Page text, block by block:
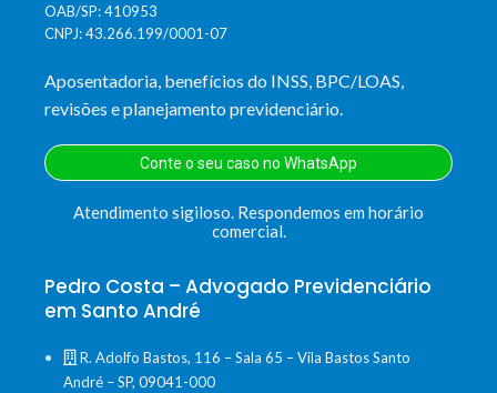
OAB/SP: 410953
CNPJ: 43.266.199/0001-07
Aposentadoria, benefícios do INSS, BPC/LOAS,
revisões e planejamento previdenciário.
Conte o seu caso no WhatsApp
Atendimento sigiloso. Respondemos em horário
comercial.
Pedro Costa – Advogado Previdenciário
em Santo André
R. Adolfo Bastos, 116 – Sala 65 – Vila Bastos Santo
André – SP, 09041-000